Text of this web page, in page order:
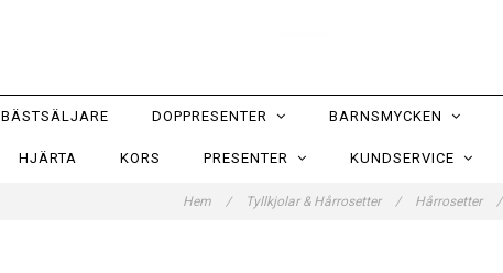
BÄSTSÄLJARE DOPPRESENTER BARNSMYCKEN
HJÄRTA KORS PRESENTER KUNDSERVICE
Hem / Tyllkjolar & Hårrosetter / Hårrosetter /